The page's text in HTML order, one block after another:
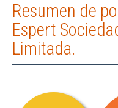
Resumen de
Espert
Limitada.